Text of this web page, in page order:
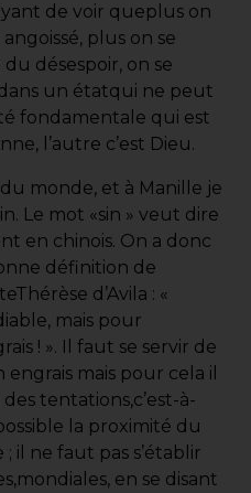
de voir queplus on
plus on se
désespoir, on se
un étatqui ne peut
fondamentale qui est
l’autre c’est Dieu.
monde, et à Manille je
Le mot «sin » veut dire
en chinois. On a donc
définition de
d’Avila : «
mais pour
! ». Il faut se servir de
engrais mais pour cela il
tentations,c’est-à-
la proximité du
il ne faut pas s’établir
en se disant